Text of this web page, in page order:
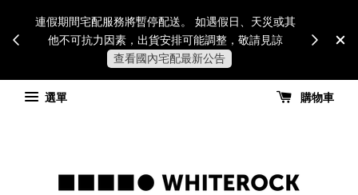
連假期間宅配服務將暫停配送。 如遇假日、天災或其
他不可抗力因素，出貨安排可能調整，敬請見諒
查看國內宅配最新公告
for all
國
選單
購物車